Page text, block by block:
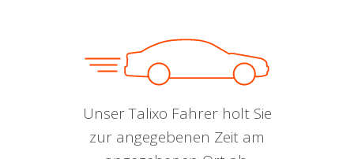
Unser Talixo Fahrer holt Sie
zur angegebenen Zeit am